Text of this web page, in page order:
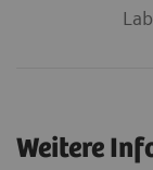
Weitere